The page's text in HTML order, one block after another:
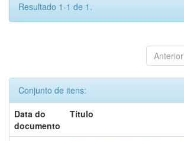
Resultado 1-1 de 1.
Anterior
Conjunto de itens:
Data do
documento
Título